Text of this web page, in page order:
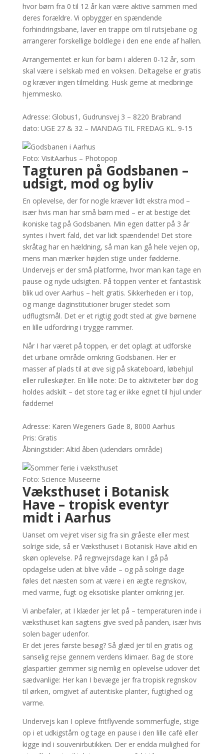
hvor børn fra 0 til 12 år kan være aktive sammen med
deres forældre. Vi opbygger en spændende
forhindringsbane, laver en trappe om til rutsjebane og
arrangerer forskellige boldlege i den ene ende af hallen.
Arrangementet er kun for børn i alderen 0-12 år, som
skal være i selskab med en voksen. Deltagelse er gratis
og kræver ingen tilmelding. Husk gerne at medbringe
hjemmesko.
Adresse: Globus1, Gudrunsvej 3 – 8220 Brabrand
dato: UGE 27 & 32 – MANDAG TIL FREDAG KL. 9-15
Foto: VisitAarhus – Photopop
Tagturen på Godsbanen –
udsigt, mod og byliv
En oplevelse, der for nogle kræver lidt ekstra mod –
især hvis man har små børn med – er at bestige det
ikoniske tag på Godsbanen. Min egen datter på 3 år
syntes i hvert fald, det var lidt spændende! Det store
skråtag har en hældning, så man kan gå hele vejen op,
mens man mærker højden stige under fødderne.
Undervejs er der små platforme, hvor man kan tage en
pause og nyde udsigten. På toppen venter et fantastisk
blik ud over Aarhus – helt gratis. Sikkerheden er i top,
og mange daginstitutioner bruger stedet som
udflugtsmål. Det er et rigtig godt sted at give børnene
en lille udfordring i trygge rammer.
Når I har været på toppen, er det oplagt at udforske
det urbane område omkring Godsbanen. Her er
masser af plads til at øve sig på skateboard, løbehjul
eller rulleskøjter. En lille note: De to aktiviteter bør dog
holdes adskilt – det store tag er ikke egnet til hjul under
fødderne!
Adresse: Karen Wegeners Gade 8, 8000 Aarhus
Pris: Gratis
Åbningstider: Altid åben (udendørs område)
Foto: Science Museerne
Væksthuset i Botanisk
Have – tropisk eventyr
midt i Aarhus
Uanset om vejret viser sig fra sin gråeste eller mest
solrige side, så er Væksthuset i Botanisk Have altid en
skøn oplevelse. På regnvejrsdage kan I gå på
opdagelse uden at blive våde – og på solrige dage
føles det næsten som at være i en ægte regnskov,
med varme, fugt og eksotiske planter omkring jer.
Vi anbefaler, at I klæder jer let på – temperaturen inde i
væksthuset kan sagtens give sved på panden, især hvis
solen bager udenfor.
Er det jeres første besøg? Så glæd jer til en gratis og
sanselig rejse gennem verdens klimaer. Bag de store
glaspartier gemmer sig nemlig en oplevelse udover det
sædvanlige: Her kan I bevæge jer fra tropisk regnskov
til ørken, omgivet af autentiske planter, fugtighed og
varme.
Undervejs kan I opleve fritflyvende sommerfugle, stige
op i et udkigstårn og tage en pause i den lille café eller
kigge ind i souvenirbutikken. Der er endda mulighed for